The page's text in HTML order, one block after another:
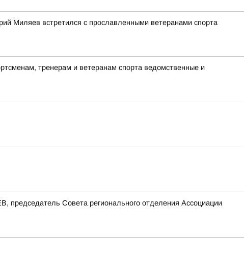
Миляев встретился с прославленными ветеранами спорта
тренерам и ветеранам спорта ведомственные и
Совета регионального отделения Ассоциации